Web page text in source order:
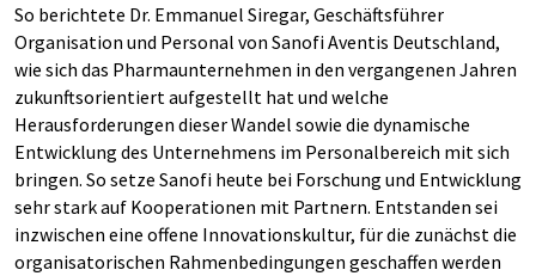
So berichtete Dr. Emmanuel Siregar, Geschäftsführer
Organisation und Personal von Sanofi Aventis Deutschland,
wie sich das Pharmaunternehmen in den vergangenen Jahren
zukunftsorientiert aufgestellt hat und welche
Herausforderungen dieser Wandel sowie die dynamische
Entwicklung des Unternehmens im Personalbereich mit sich
bringen. So setze Sanofi heute bei Forschung und Entwicklung
sehr stark auf Kooperationen mit Partnern. Entstanden sei
inzwischen eine offene Innovationskultur, für die zunächst die
organisatorischen Rahmenbedingungen geschaffen werden